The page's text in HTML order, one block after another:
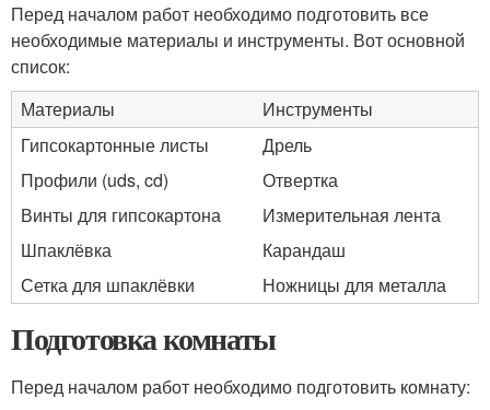
Перед началом работ необходимо подготовить все
необходимые материалы и инструменты. Вот основной
список:
Материалы
Инструменты
Гипсокартонные листы
Дрель
Профили (uds, cd)
Отвертка
Винты для гипсокартона
Измерительная лента
Шпаклёвка
Карандаш
Сетка для шпаклёвки
Ножницы для металла
Подготовка комнаты
Перед началом работ необходимо подготовить комнату: